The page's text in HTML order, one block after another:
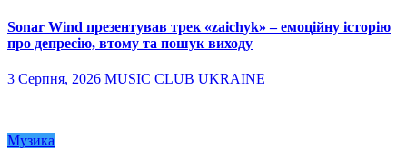
Sonar Wind презентував трек «zaichyk» – емоційну історію
про депресію, втому та пошук виходу
3 Серпня, 2026 MUSIC CLUB UKRAINE
Музика